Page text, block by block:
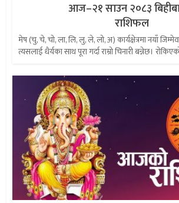
आज–२१ साउन २०८३
राशिफल
मेष (चु, चे, चो, ला, लि, लु, ले, लो, अ) कार्यक्षेत्रमा नयाँ
त्यसलाई धैर्यका साथ पूरा गर्दा राम्रो चिनारी बन्नेछ।